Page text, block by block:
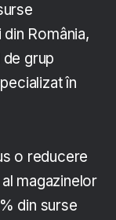
România,
de grup
în
o reducere
magazinelor
din surse